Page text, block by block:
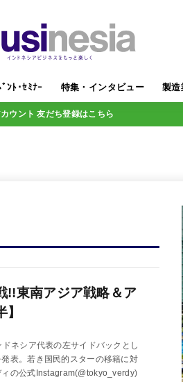
ﾞﾝﾄ･ｾﾐﾅｰ 特集・インタビュー 製造
ウント 友だち登録はこちら
!!東南アジア戦略＆ア
ネシア代表の左サイドバックとし
表。若き国民的スターの移籍に対
の公式Instagram(@tokyo_verdy)